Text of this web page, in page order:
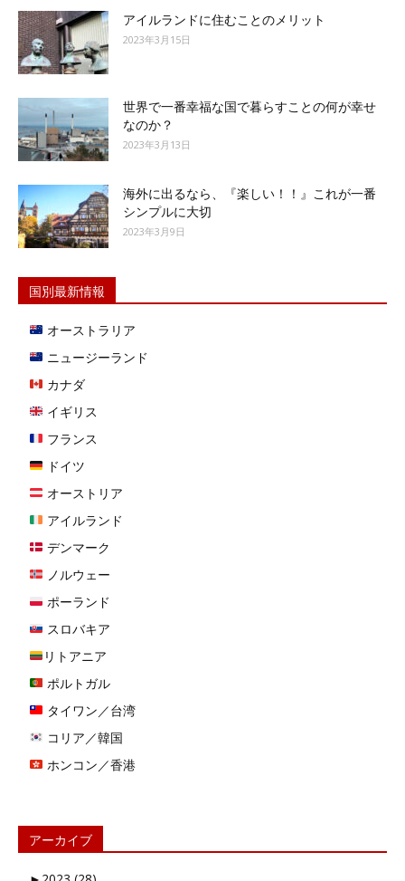
アイルランドに住むことのメリット
2023年3月15日
世界で一番幸福な国で暮らすことの何が幸せ
なのか？
2023年3月13日
海外に出るなら、『楽しい！！』これが一番
シンプルに大切
2023年3月9日
国別最新情報
オーストラリア
ニュージーランド
カナダ
イギリス
フランス
ドイツ
オーストリア
アイルランド
デンマーク
ノルウェー
ポーランド
スロバキア
リトアニア
ポルトガル
タイワン／台湾
コリア／韓国
ホンコン／香港
アーカイブ